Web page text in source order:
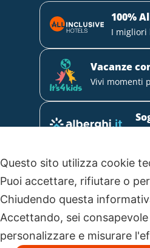
100%
I migliori
Vacanze
Vivi momenti
Romagna
Questo sito utilizza cookie
Puoi accettare, rifiutare o
Chiudendo questa
Accettando, sei
personalizzare e misurare